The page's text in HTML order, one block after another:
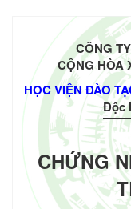
CÔNG
CỘNG HÒA
HỌC VIỆN ĐÀO
Độc
CHỨNG